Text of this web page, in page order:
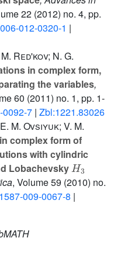
22 (2012) no. 4, pp.
012-0320-1 |
Red'kov; N. G.
in complex form,
the variables,
60 (2011) no. 1, pp. 1-
0092-7 | Zbl:1221.83026
M. Ovsiyuk; V. M.
complex form of
with cylindric
Lobachevsky
H3
, Volume 59 (2010) no.
009-0067-8 |